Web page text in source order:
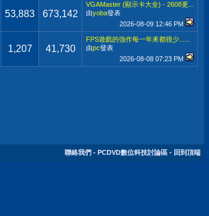
53,883 673,142
VGAMaster (顯示卡大全) - 2608更...
由yoba發表
2026-08-09 12:46 PM
1,207 41,730
FPS遊戲的強作每一年來都很少......
由pc發表
2026-08-08 07:23 PM
聯絡我們 - PCDVD數位科技討論區 - 回到頂端